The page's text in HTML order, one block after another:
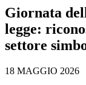
Giornata
legge:
settore
18 MAGGIO 2026